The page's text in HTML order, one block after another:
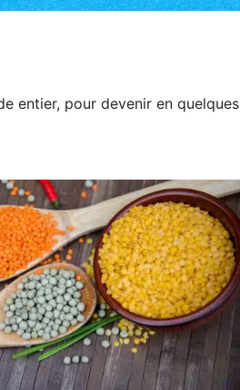
entier, pour devenir en quelques